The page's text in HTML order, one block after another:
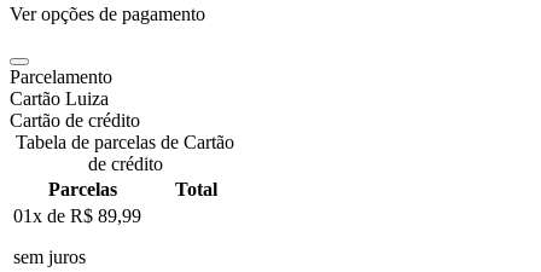
Ver opções de pagamento
Parcelamento
Cartão Luiza
Cartão de crédito
Tabela de parcelas de Cartão
de crédito
Parcelas
Total
01x de R$ 89,99
sem juros